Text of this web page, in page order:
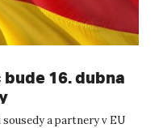
16. dubna
sousedy a partnery v EU